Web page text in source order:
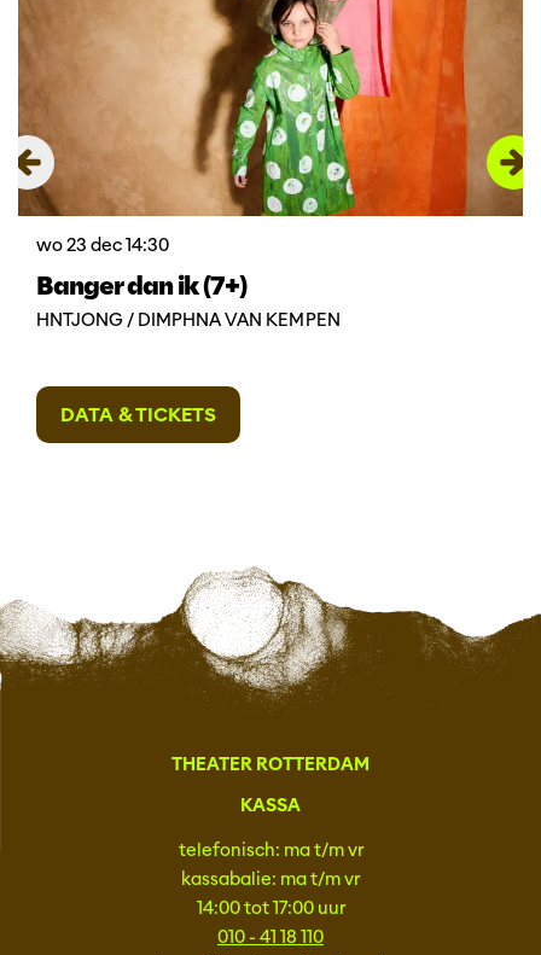
Banger dan ik (7+)
HNTJONG / DIMPHNA VAN KEMPEN
wo 23 dec14:30
DATA & TICKETS
THEATER ROTTERDAM
KASSA
telefonisch: ma t/m vr
kassabalie: ma t/m vr
14:00 tot 17:00 uur
010 - 41 18 110